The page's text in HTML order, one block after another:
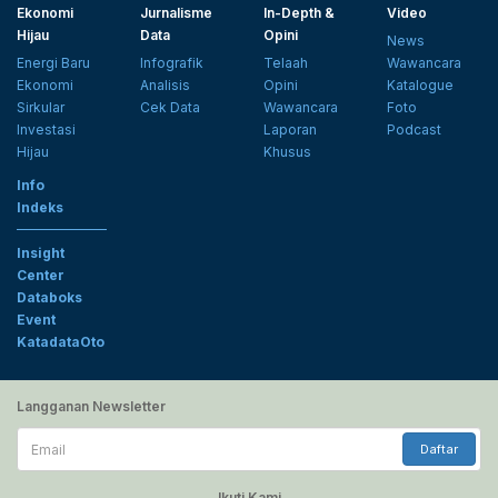
Ekonomi
Hijau
Energi Baru
Ekonomi
Sirkular
Investasi
Hijau
Jurnalisme
Data
Infografik
Analisis
Cek Data
In-Depth &
Opini
Telaah
Opini
Wawancara
Laporan
Khusus
Video
News
Wawancara
Katalogue
Foto
Podcast
Info
Indeks
Insight
Center
Databoks
Event
KatadataOto
Langganan Newsletter
Email
Daftar